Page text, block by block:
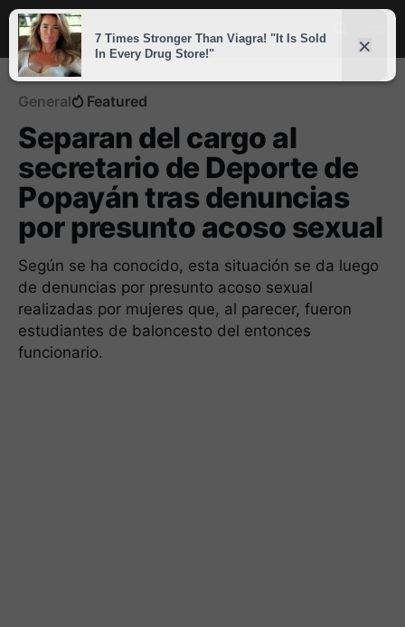
General Featured
Separan del cargo al
secretario de Deporte de
Popayán tras denuncias
por presunto acoso sexual
Según se ha conocido, esta situación se da luego
de denuncias por presunto acoso sexual
realizadas por mujeres que, al parecer, fueron
estudiantes de baloncesto del entonces
funcionario.